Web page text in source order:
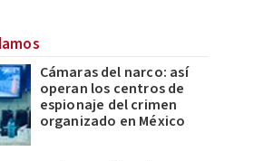
Cámaras del narco: así
operan los centros de
espionaje del crimen
organizado en México